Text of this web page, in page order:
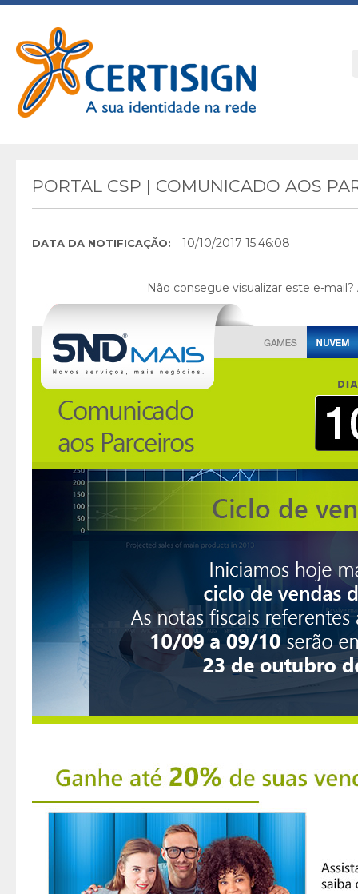
PORTAL CSP | COMUNICADO AOS
DATA DA NOTIFICAÇÃO: 10/10/2017 15:46:08
Não consegue visualizar este e-